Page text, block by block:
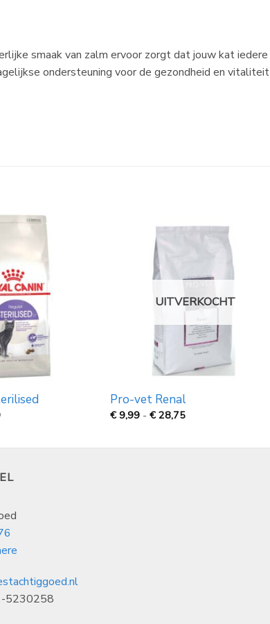
smaak van zalm ervoor zorgt dat jouw kat iedere
ondersteuning voor de gezondheid en vitaliteit
Prijsklasse:
UITVERKOCHT
Pro-vet Renal
€ 9,99 - € 28,75Prijsklasse:
5230258